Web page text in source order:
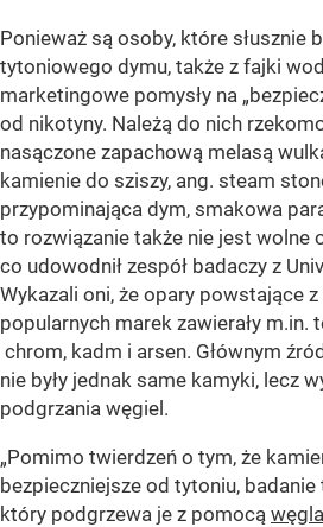
Ponieważ są osoby, które słusznie
tytoniowego dymu, także z fajki
marketingowe pomysły na
od nikotyny. Należą do nich
nasączone zapachową melasą
kamienie do sziszy, ang. steam
przypominająca dym, smakowa
to rozwiązanie także nie jest wolne
co udowodnił zespół badaczy z
Wykazali oni, że opary powstające
popularnych marek zawierały m.in.
chrom, kadm i arsen. Głównym
nie były jednak same kamyki, lecz
podgrzania węgiel.
„Pomimo twierdzeń o tym, że
bezpieczniejsze od tytoniu, badanie
który podgrzewa je z pomocą węgla